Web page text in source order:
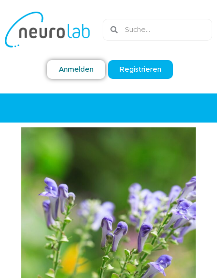
Anmelden Registrieren